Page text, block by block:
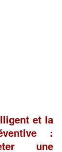
et la
:
une